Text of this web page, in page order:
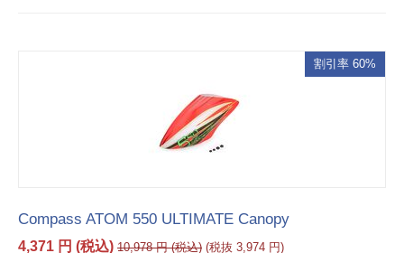
割引率 60%
Compass ATOM 550 ULTIMATE Canopy
4,371 円 (税込) 10,978 円(税込) (税抜 3,974 円)